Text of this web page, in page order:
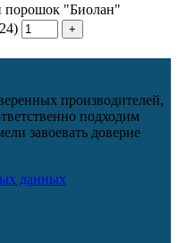
порошок "Биолан"
производителей,
подходим
завоевать доверие
данных